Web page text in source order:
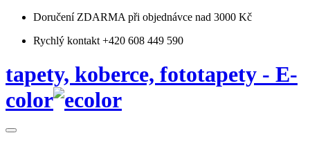
Doručení ZDARMA při objednávce nad 3000 Kč
Rychlý kontakt +420 608 449 590
tapety, koberce, fototapety - E-
color